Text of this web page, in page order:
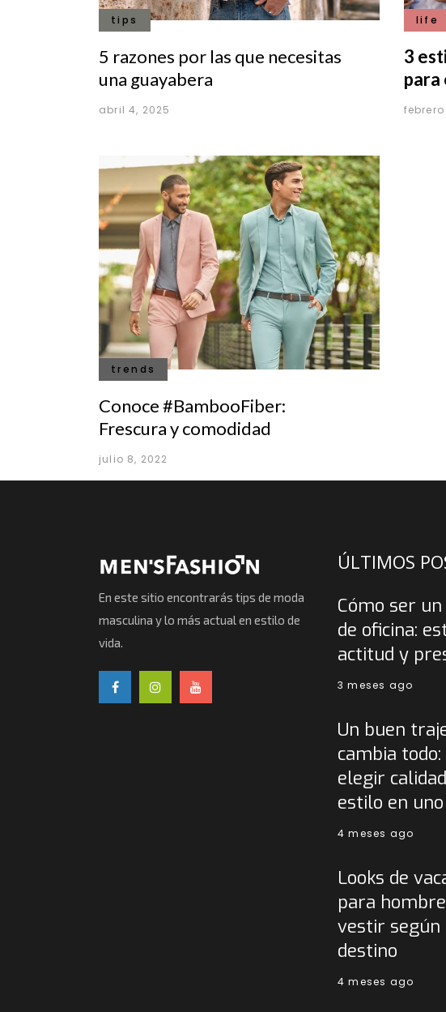
tips
5 razones por las que necesitas
una guayabera
abril 4, 2025
life
3
para
febrero
trends
Conoce #BambooFiber:
Frescura y comodidad
julio 8, 2022
En este sitio encontrarás tips de moda
masculina y lo más actual en estilo de
vida.
ÚLTIMOS
Cómo ser
de oficina:
actitud y
3 meses ago
Un buen
cambia
elegir
estilo en
4 meses ago
Looks de
para
vestir según
destino
4 meses ago